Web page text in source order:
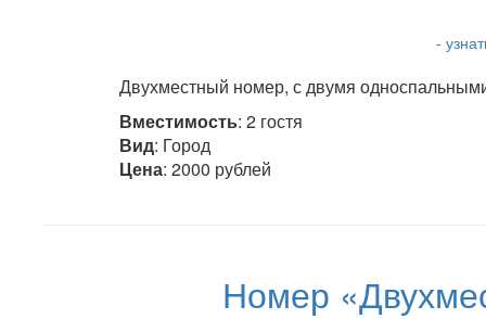
-
Двухместный номер, с двумя
Вместимость: 2 гостя
Вид: Город
Цена: 2000 рублей
Номер